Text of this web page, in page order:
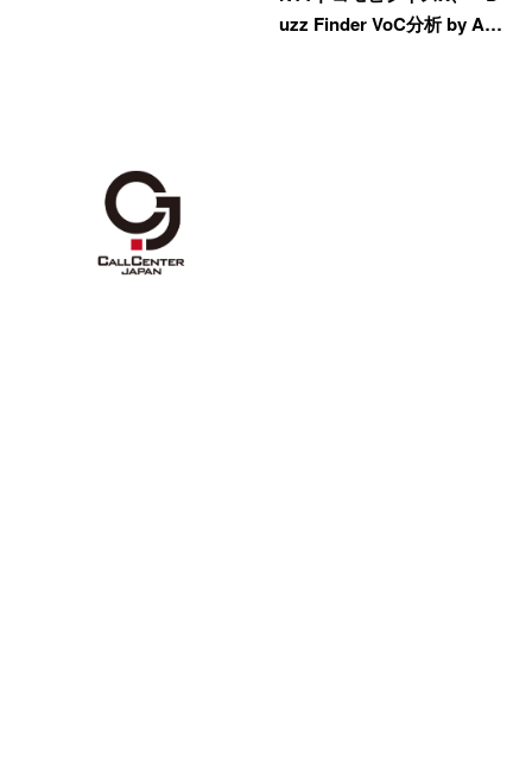
uzz Finder VoC分析 by A…